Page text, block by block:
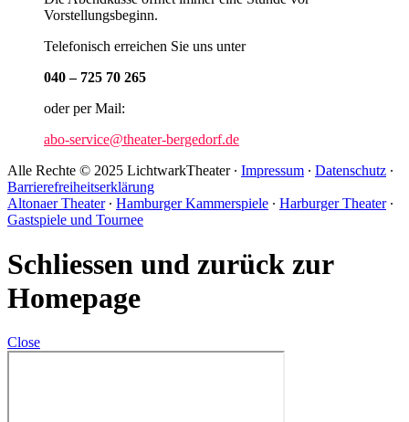
Vorstellungsbeginn.
Telefonisch erreichen Sie uns unter
040 – 725 70 265
oder per Mail:
abo-service@theater-bergedorf.de
Alle Rechte © 2025 LichtwarkTheater ∙ Impressum ∙ Datenschutz ∙
Barrierefreiheitserklärung
Altonaer Theater∙ Hamburger Kammerspiele ∙ Harburger Theater∙
Gastspiele und Tournee
Schliessen und zurück zur
Homepage
Close